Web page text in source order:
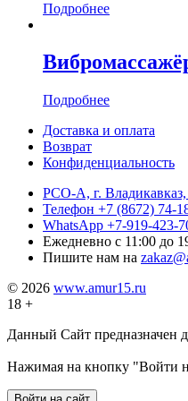
Подробнее
Подробнее
Доставка и оплата
Возврат
Конфиденциальность
РСО-А, г. Владикавказ,
Телефон +7 (8672) 74-
WhatsApp +7-919-423-
Ежедневно с 11:00 до
Пишите нам на
© 2026 www.amur15.ru
18 +
Данный Сайт предназначен
Нажимая на кнопку "Войти